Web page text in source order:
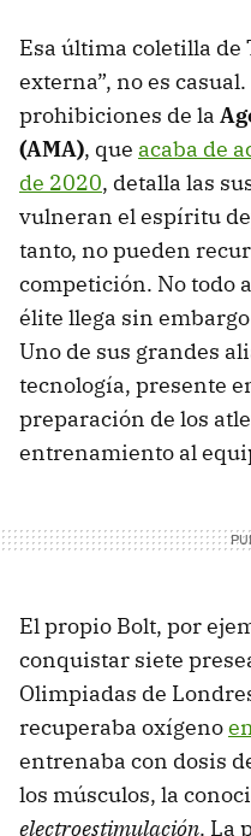
Esa última coletilla de
externa”, no es
prohibiciones de la
(AMA), que acaba de
de 2020, detalla las
vulneran el espíritu
tanto, no pueden
competición. No todo
élite llega sin
Uno de sus grandes
tecnología, presente
preparación de los
entrenamiento al
El propio Bolt, por
conquistar siete
Olimpiadas de
recuperaba oxígeno
entrenaba con dosis
los músculos, la
electroestimulación. La